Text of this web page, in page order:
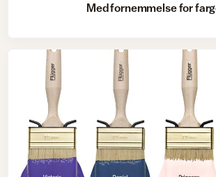
Med fornemmelse for